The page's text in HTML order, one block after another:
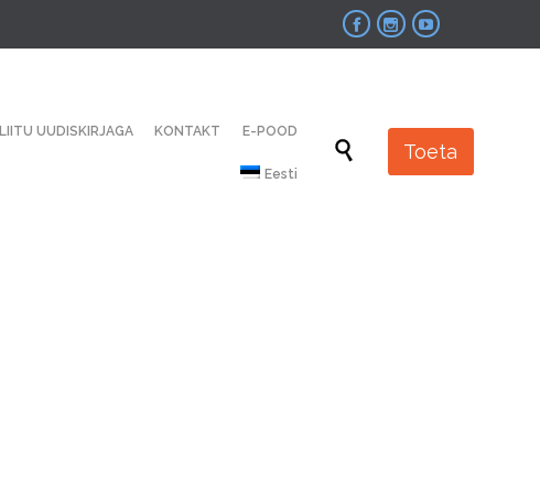
  
content
LIITU UUDISKIRJAGA KONTAKT E-POOD
Eesti
 Toeta